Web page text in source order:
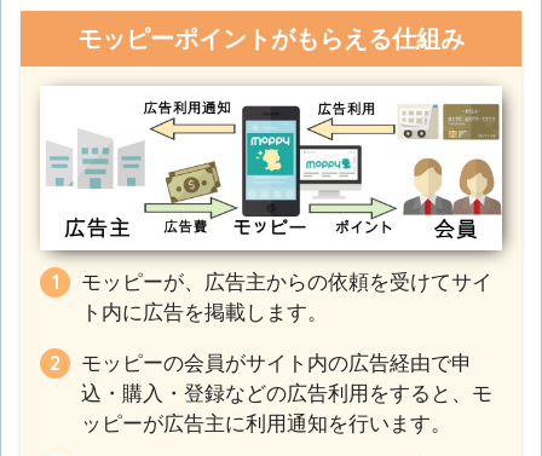
モッピーポイントがもらえる仕組み
モッピーが、広告主からの依頼を受けてサイ
ト内に広告を掲載します。
モッピーの会員がサイト内の広告経由で申
込・購入・登録などの広告利用をすると、モ
ッピーが広告主に利用通知を行います。